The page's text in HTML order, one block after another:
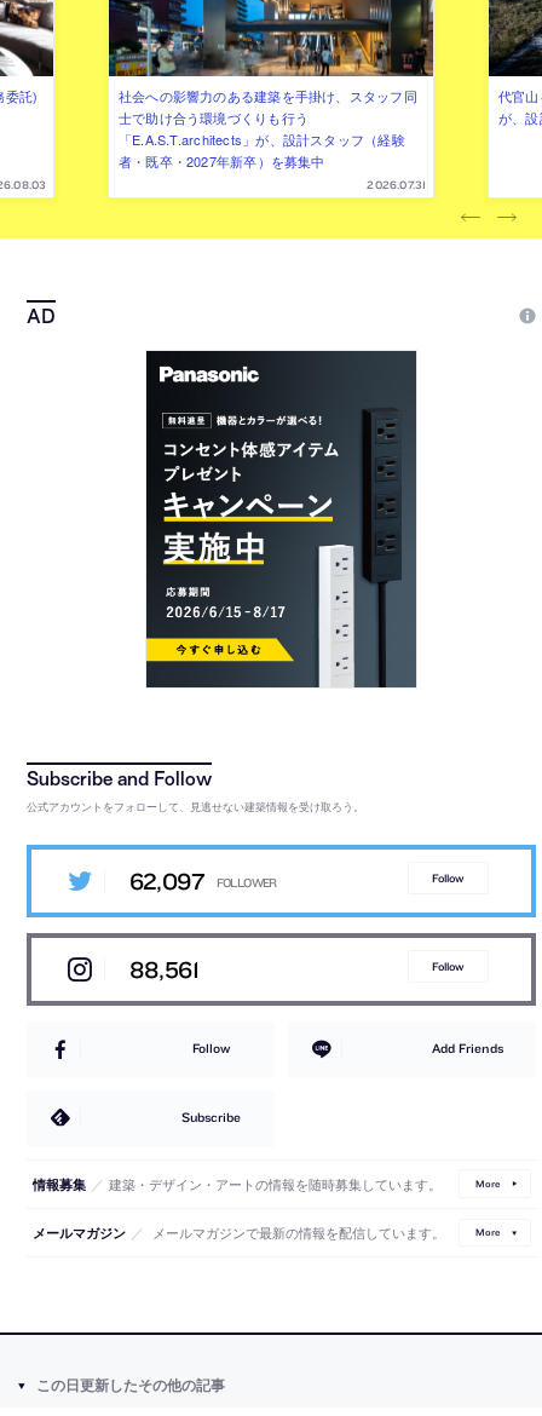
委託)
社会への影響力のある建築を手掛け、スタッフ同
士で助け合う環境づくりも行う
「E.A.S.T.architects」が、設計スタッフ（経験
者・既卒・2027年新卒）を募集中
2026.07.31
代官
が、
公式アカウントをフォローして、見逃せない建築情報を受け取ろう。
62,097 Follow
88,561 Follow
Follow Add Friends
Subscribe
情報募集 ／ 建築・デザイン・アートの情報を随時募集しています。 More
メールマガジン ／ メールマガジンで最新の情報を配信しています。 More
この日更新したその他の記事